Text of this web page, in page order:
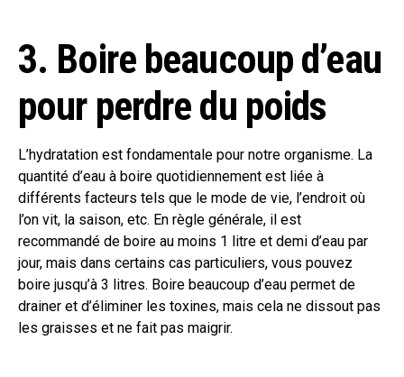
3. Boire beaucoup d’eau
pour perdre du poids
L’hydratation est fondamentale pour notre organisme. La
quantité d’eau à boire quotidiennement est liée à
différents facteurs tels que le mode de vie, l’endroit où
l’on vit, la saison, etc. En règle générale, il est
recommandé de boire au moins 1 litre et demi d’eau par
jour, mais dans certains cas particuliers, vous pouvez
boire jusqu’à 3 litres. Boire beaucoup d’eau permet de
drainer et d’éliminer les toxines, mais cela ne dissout pas
les graisses et ne fait pas maigrir.